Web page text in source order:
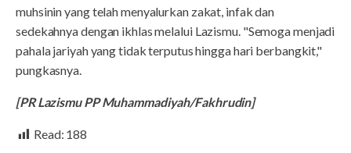
muhsinin yang telah menyalurkan zakat, infak dan
sedekahnya dengan ikhlas melalui Lazismu. "Semoga menjadi
pahala jariyah yang tidak terputus hingga hari berbangkit,"
pungkasnya.
[PR Lazismu PP Muhammadiyah/Fakhrudin]
Read: 188